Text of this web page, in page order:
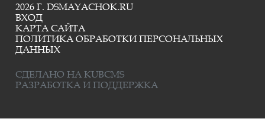
2026 Г. DSMAYACHOK.RU
ВХОД
КАРТА САЙТА
ПОЛИТИКА ОБРАБОТКИ ПЕРСОНАЛЬНЫХ
ДАННЫХ
СДЕЛАНО НА KUBCMS
РАЗРАБОТКА И ПОДДЕРЖКА